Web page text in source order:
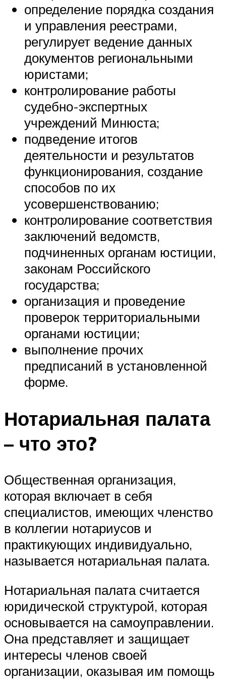
определение порядка создания
и управления реестрами,
регулирует ведение данных
документов региональными
юристами;
контролирование работы
судебно-экспертных
учреждений Минюста;
подведение итогов
деятельности и результатов
функционирования, создание
способов по их
усовершенствованию;
контролирование соответствия
заключений ведомств,
подчиненных органам юстиции,
законам Российского
государства;
организация и проведение
проверок территориальными
органами юстиции;
выполнение прочих
предписаний в установленной
форме.
Нотариальная палата
– что это?
Общественная организация,
которая включает в себя
специалистов, имеющих членство
в коллегии нотариусов и
практикующих индивидуально,
называется нотариальная палата.
Нотариальная палата считается
юридической структурой, которая
основывается на самоуправлении.
Она представляет и защищает
интересы членов своей
организации, оказывая им помощь